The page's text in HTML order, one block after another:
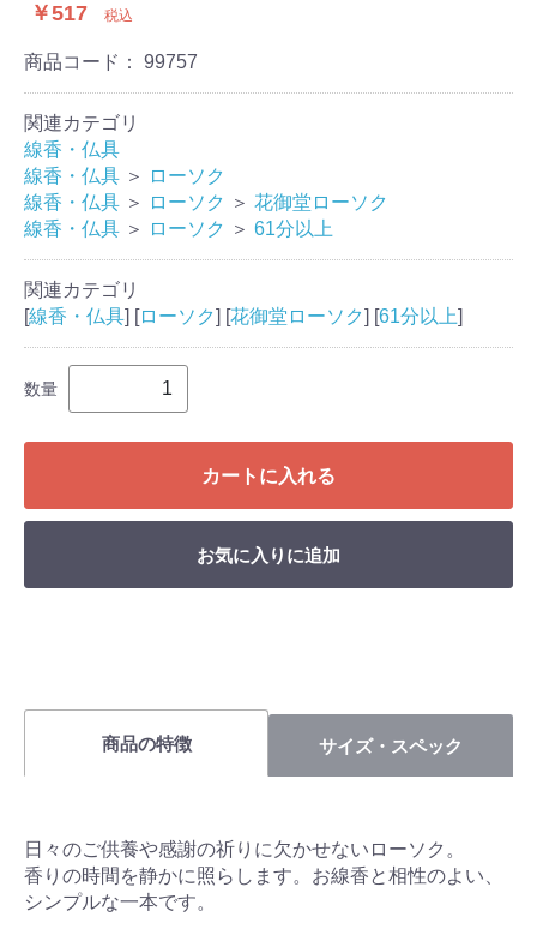
￥517 税込
商品コード： 99757
関連カテゴリ
線香・仏具
線香・仏具 ＞
ローソク
線香・仏具 ＞ ローソク ＞ 花御堂ローソク
線香・仏具 ＞ ローソク ＞ 61分以上
関連カテゴリ
[線香・仏具] [ローソク] [花御堂ローソク] [61分以上]
数量
カートに入れる
お気に入りに追加
商品の特徴 サイズ・スペック
日々のご供養や感謝の祈りに欠かせないローソク。
香りの時間を静かに照らします。お線香と相性のよい、
シンプルな一本です。